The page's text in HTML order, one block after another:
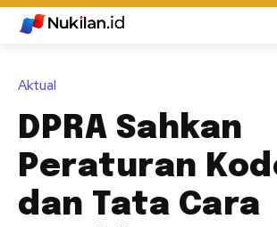
Aktual
DPRA Sahkan
Peraturan
dan Tata Cara